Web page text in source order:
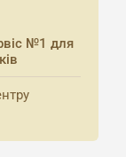
№1 для